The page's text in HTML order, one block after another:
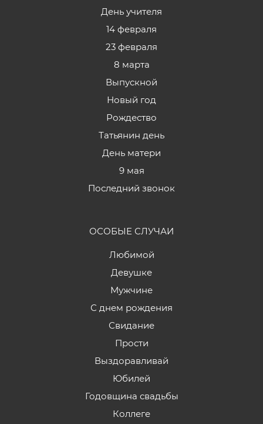
День учителя
14 февраля
23 февраля
8 марта
Выпускной
Новый год
Рождество
Татьянин день
День матери
9 мая
Последний звонок
ОСОБЫЕ СЛУЧАИ
Любимой
Девушке
Мужчине
С днем рождения
Свидание
Прости
Выздоравливай
Юбилей
Годовщина свадьбы
Коллеге